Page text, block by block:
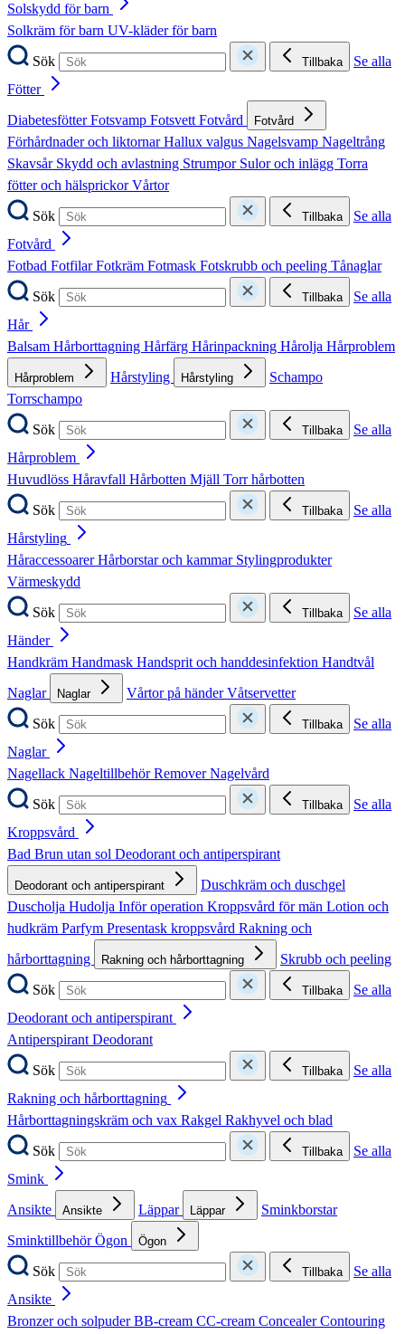
Solskydd för barn
Solkräm för barn UV-kläder för barn
Sök
Tillbaka
Se alla
Fötter
DiabetesfötterFotsvamp FotsvettFotvård Fotvård
Förhårdnader och liktornarHallux valgus Nagelsvamp Nageltrång
Skavsår Skydd och avlastning Strumpor Sulor och inlägg Torra
fötter och hälsprickorVårtor
Sök
Tillbaka
Se alla
Fotvård
Fotbad FotfilarFotkräm Fotmask Fotskrubb och peeling Tånaglar
Sök
Tillbaka
Se alla
Hår
Balsam Hårborttagning Hårfärg Hårinpackning Hårolja Hårproblem
Hårproblem Hårstyling Hårstyling
Schampo
Torrschampo
Sök
Tillbaka
Se alla
Hårproblem
Huvudlöss Håravfall Hårbotten Mjäll Torr hårbotten
Sök
Tillbaka
Se alla
Hårstyling
HåraccessoarerHårborstar och kammar Stylingprodukter
Värmeskydd
Sök
Tillbaka
Se alla
Händer
Handkräm Handmask Handsprit och handdesinfektion Handtvål
Naglar
Naglar Vårtor på händerVåtservetter
Sök
Tillbaka
Se alla
Naglar
Nagellack NageltillbehörRemoverNagelvård
Sök
Tillbaka
Se alla
Kroppsvård
Bad Brun utan sol Deodorant och antiperspirant
Deodorant och antiperspirant
Duschkräm och duschgel
Duscholja Hudolja Inför operation Kroppsvård för män Lotion och
hudkräm Parfym Presentask kroppsvård Rakning och
hårborttagning
Rakning och hårborttagning
Skrubb och peeling
Sök
Tillbaka
Se alla
Deodorant och antiperspirant
AntiperspirantDeodorant
Sök
Tillbaka
Se alla
Rakning och hårborttagning
Hårborttagningskräm och vax Rakgel Rakhyvel och blad
Sök
Tillbaka
Se alla
Smink
Ansikte
Ansikte Läppar Läppar
Sminkborstar
SminktillbehörÖgon Ögon
Sök Tillbaka
Se alla
Ansikte
Bronzer och solpuderBB-cream CC-cream ConcealerContouring